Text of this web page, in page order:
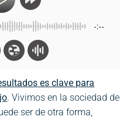
-:--
es clave para
. Vivimos en la sociedad de
ser de otra forma,